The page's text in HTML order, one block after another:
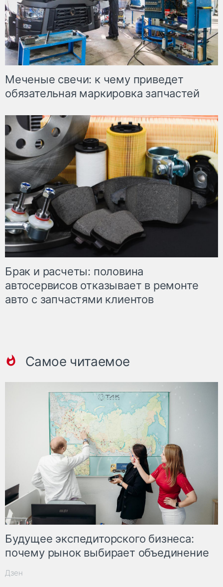
Меченые свечи: к чему приведет
обязательная маркировка запчастей
Брак и расчеты: половина
автосервисов отказывает в ремонте
авто с запчастями клиентов
Самое читаемое
Будущее экспедиторского бизнеса:
почему рынок выбирает объединение
Дзен